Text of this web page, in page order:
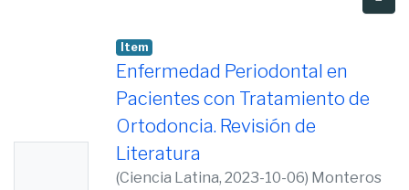
Item
Enfermedad Periodontal en
Pacientes con Tratamiento de
Ortodoncia. Revisión de
Literatura
(Ciencia Latina, 2023-10-06) Monteros